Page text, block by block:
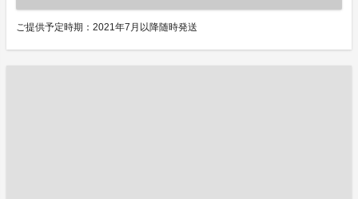
ご提供予定時期：2021年7月以降随時発送